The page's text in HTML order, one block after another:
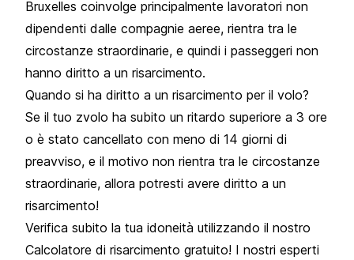
Bruxelles coinvolge principalmente lavoratori non
dipendenti dalle compagnie aeree, rientra tra le
circostanze straordinarie, e quindi i passeggeri non
hanno diritto a un risarcimento.
Quando si ha diritto a un risarcimento per il volo?
Se il tuo zvolo ha subito un ritardo superiore a 3 ore
o è stato cancellato con meno di 14 giorni di
preavviso, e il motivo non rientra tra le circostanze
straordinarie, allora potresti avere diritto a un
risarcimento!
Verifica subito la tua idoneità utilizzando il nostro
Calcolatore di risarcimento gratuito! I nostri esperti